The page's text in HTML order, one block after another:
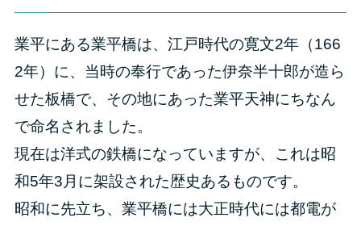
業平にある業平橋は、江戸時代の寛文2年（166
2年）に、当時の奉行であった伊奈半十郎が造ら
せた板橋で、その地にあった業平天神にちなん
で命名されました。
現在は洋式の鉄橋になっていますが、これは昭
和5年3月に架設された歴史あるものです。
昭和に先立ち、業平橋には大正時代には都電が